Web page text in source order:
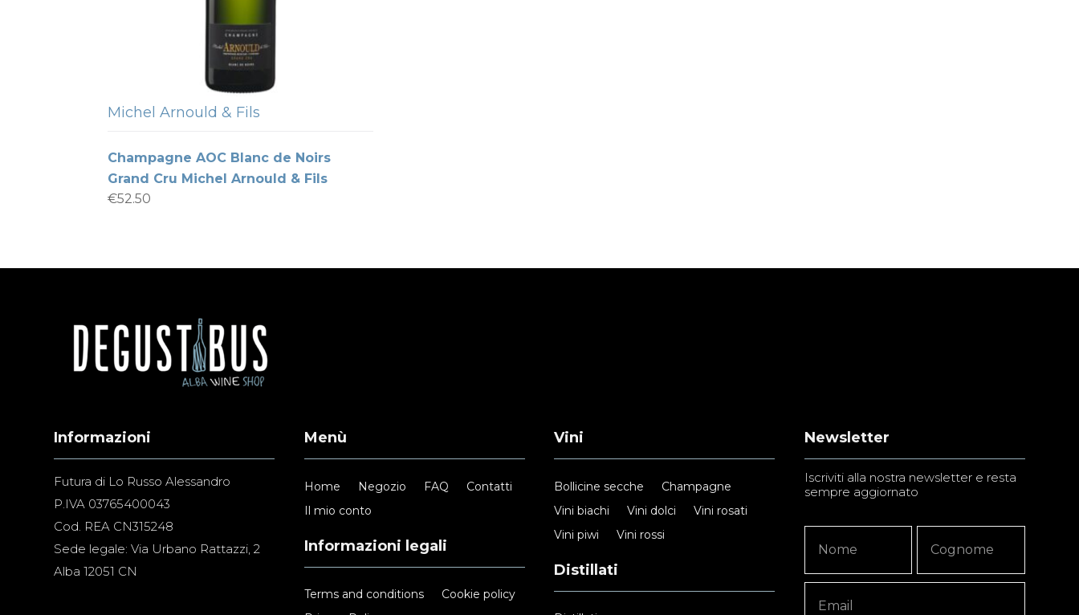
Michel Arnould & Fils
Champagne AOC Blanc de Noirs
Grand Cru Michel Arnould & Fils
€52.50
Informazioni
Futura di Lo Russo Alessandro
P.IVA 03765400043
Cod. REA CN315248
Sede legale: Via Urbano Rattazzi, 2
Alba 12051 CN
Menù
Home Negozio FAQ
Contatti
Il mio conto
Informazioni legali
Terms and conditions
Cookie policy
Vini
Bollicine secche
Champagne
Vini biachi
Vini dolci
Vini rosati
Vini piwi
Vini rossi
Distillati
Newsletter
Iscriviti alla nostra newsletter e resta
sempre aggiornato
Signup
Copy